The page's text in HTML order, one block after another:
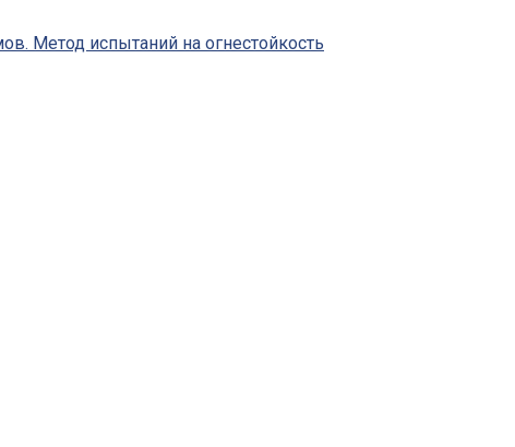
Метод испытаний на огнестойкость